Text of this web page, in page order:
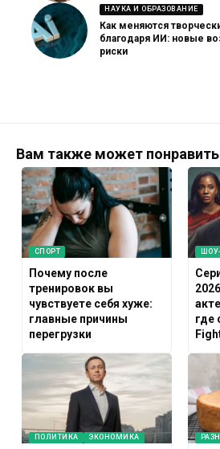
НАУКА И ОБРАЗОВАНИЕ
Как меняются
благодаря ИИ: новые
риски
Вам также может
СПОРТ
Почему после
тренировок вы
чувствуете себя хуже:
главные причины
перегрузки
где
ПОЛИТИКА ЭКОНОМИКА